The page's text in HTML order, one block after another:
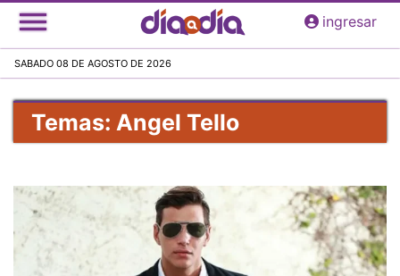
Pasar
al
principal
ingresar
SABADO 08 DE AGOSTO DE 2026
Temas: Angel Tello